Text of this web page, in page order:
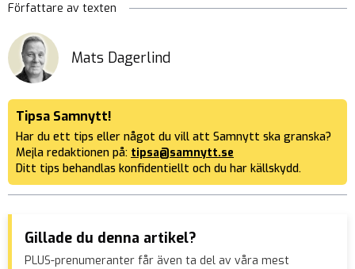
Författare av texten
Mats Dagerlind
Tipsa Samnytt!
Har du ett tips eller något du vill att Samnytt ska granska?
Mejla redaktionen på: tipsa@samnytt.se
Ditt tips behandlas konfidentiellt och du har källskydd.
Gillade du denna artikel?
PLUS-prenumeranter får även ta del av våra mest